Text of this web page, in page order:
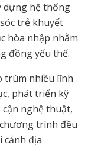
dựng hệ thống
trẻ khuyết
hòa nhập nhằm
đồng yếu thế.
trùm nhiều lĩnh
phát triển kỹ
nghệ thuật,
trình đều
cảnh địa